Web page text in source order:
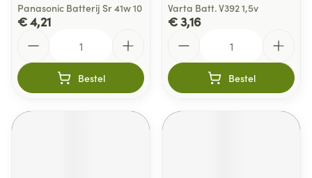
Panasonic Batterij Sr 41w 10
€ 4,21
Bestel
Varta Batt. V392 1,5v
€ 3,16
Bestel